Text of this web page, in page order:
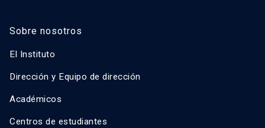
Sobre nosotros
El Instituto
Dirección y Equipo de dirección
Académicos
Centros de estudiantes